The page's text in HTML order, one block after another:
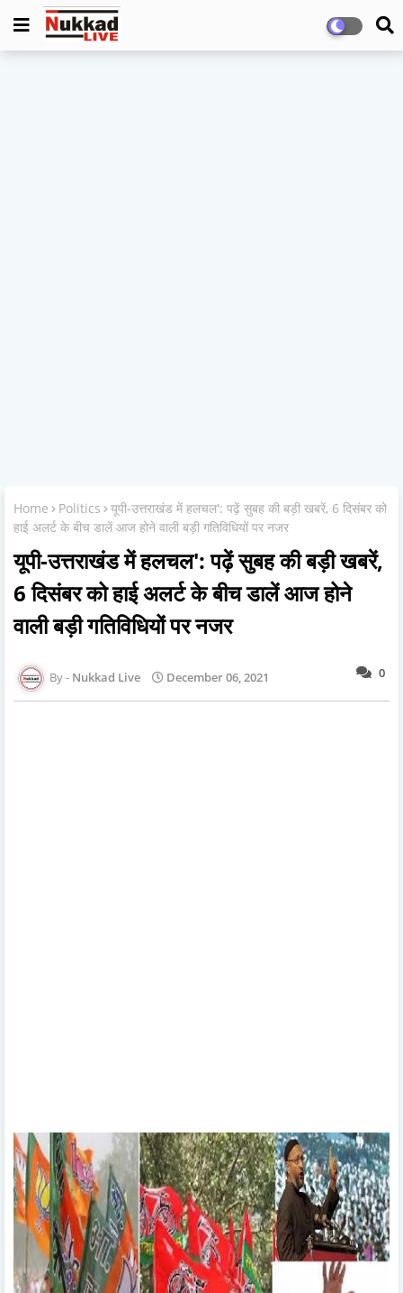
Home Politics
यूपी-उत्तराखंड में हलचल': पढ़ें सुबह की बड़ी खबरें, 6 दिसंबर को
हाई अलर्ट के बीच डालें आज होने वाली बड़ी गतिविधियों पर नजर
यूपी-उत्तराखंड में हलचल': पढ़ें सुबह की बड़ी खबरें,
6 दिसंबर को हाई अलर्ट के बीच डालें आज होने
वाली बड़ी गतिविधियों पर नजर
0
Nukkad Live December 06, 2021